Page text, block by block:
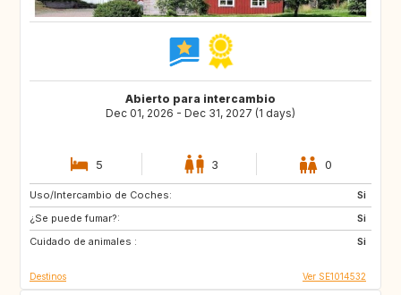
Abierto para intercambio
Dec 01, 2026 - Dec 31, 2027 (1 days)
5 3 0
Uso/Intercambio de Coches:
Si
¿Se puede fumar?:
Si
Cuidado de animales :
Si
ES
IT
TW
Destinos Ver SE1014532